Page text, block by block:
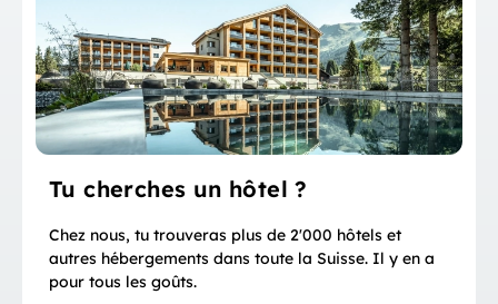
Tu cherches un hôtel ?
Chez nous, tu trouveras plus de 2'000 hôtels et
autres hébergements dans toute la Suisse. Il y en a
pour tous les goûts.